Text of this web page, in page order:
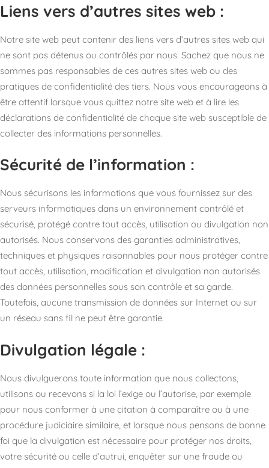
Liens vers d’autres sites web :
Notre site web peut contenir des liens vers d’autres sites web qui
ne sont pas détenus ou contrôlés par nous. Sachez que nous ne
sommes pas responsables de ces autres sites web ou des
pratiques de confidentialité des tiers. Nous vous encourageons à
être attentif lorsque vous quittez notre site web et à lire les
déclarations de confidentialité de chaque site web susceptible de
collecter des informations personnelles.
Sécurité de l’information :
Nous sécurisons les informations que vous fournissez sur des
serveurs informatiques dans un environnement contrôlé et
sécurisé, protégé contre tout accès, utilisation ou divulgation non
autorisés. Nous conservons des garanties administratives,
techniques et physiques raisonnables pour nous protéger contre
tout accès, utilisation, modification et divulgation non autorisés
des données personnelles sous son contrôle et sa garde.
Toutefois, aucune transmission de données sur Internet ou sur
un réseau sans fil ne peut être garantie.
Divulgation légale :
Nous divulguerons toute information que nous collectons,
utilisons ou recevons si la loi l’exige ou l’autorise, par exemple
pour nous conformer à une citation à comparaître ou à une
procédure judiciaire similaire, et lorsque nous pensons de bonne
foi que la divulgation est nécessaire pour protéger nos droits,
votre sécurité ou celle d’autrui, enquêter sur une fraude ou